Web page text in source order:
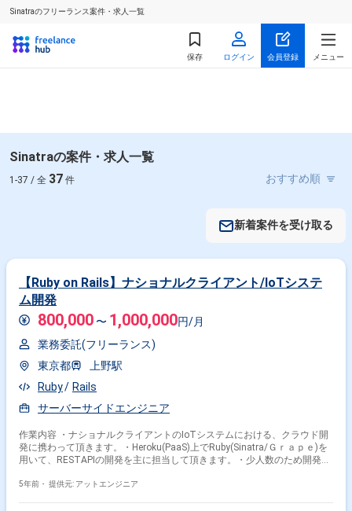
Sinatraのフリーランス案件・求人一覧
保存 ログイン 会員登録 メニュー
Sinatraの案件・求人一覧
1-37 / 全 37 件
新着案件を受け取る
【Ruby on Rails】ナショナルクライアント/IoTシステ
ム開発
800,000 〜 1,000,000円/月
業務委託(フリーランス)
東京都
上野駅
Ruby
Rails
サーバーサイドエンジニア
作業内容 ・ナショナルクライアントのIoTシステムにおける、クラウド開
発に携わって頂きます。・Heroku(PaaS)上でRuby(Sinatra/Ｇｒａｐｅ)を
用いて、RESTAPIの開発を主に担当して頂きます。・少人数のため開発工
いです。・言語を問わない方は、AngularJS/Python/Cordovaの開発を依
5年前・ 提供元: アットエンジニア